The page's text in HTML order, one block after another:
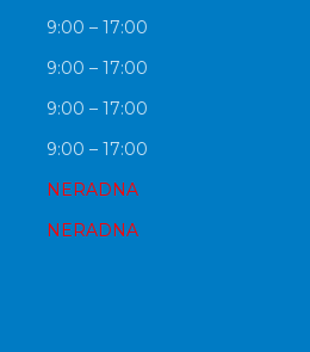
9:00 – 17:00
9:00 – 17:00
9:00 – 17:00
9:00 – 17:00
NERADNA
NERADNA